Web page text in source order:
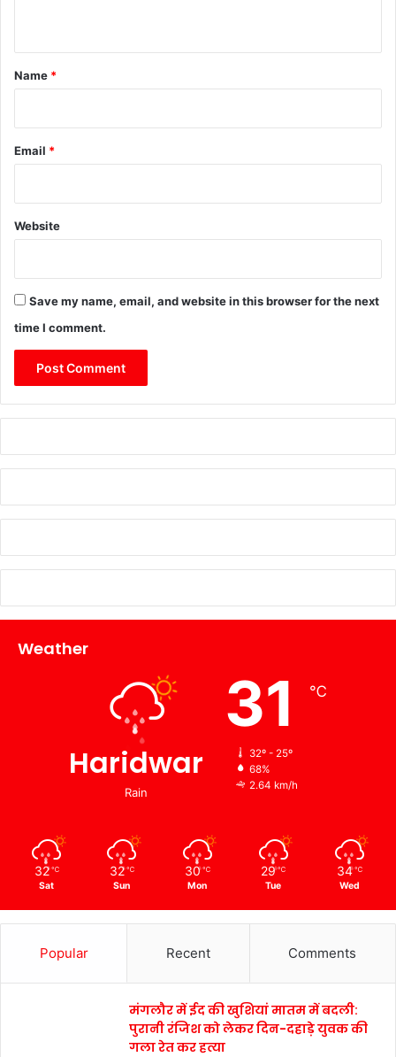
*
Name *
Email *
Website
Save my name, email, and website in this browser for the next
time I comment.
Weather
Haridwar
Rain
31 ℃
32º - 25º
68%
2.64 km/h
32 ℃
Sat
32 ℃
Sun
30 ℃
Mon
29 ℃
Tue
34 ℃
Wed
Popular Recent Comments
मंगलौर में ईद की खुशियां मातम में बदली:
पुरानी रंजिश को लेकर दिन-दहाड़े युवक की
गला रेत कर हत्या